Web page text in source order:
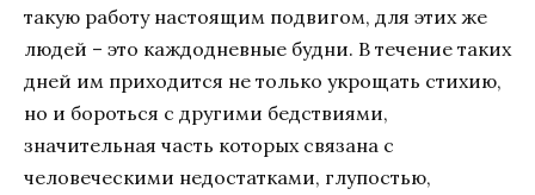
такую работу настоящим подвигом, для этих же
людей – это каждодневные будни. В течение таких
дней им приходится не только укрощать стихию,
но и бороться с другими бедствиями,
значительная часть которых связана с
человеческими недостатками, глупостью,